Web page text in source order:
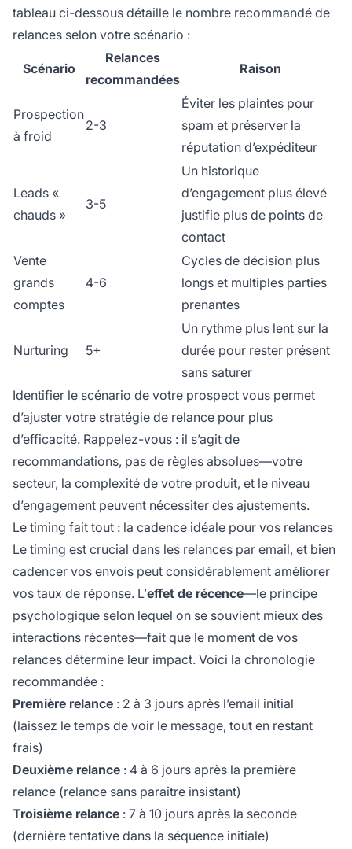
tableau ci-dessous détaille le nombre recommandé de
relances selon votre scénario :
Scénario
Relances
recommandées
Raison
Prospection
à froid
2-3
Éviter les plaintes pour
spam et préserver la
réputation d’expéditeur
Leads «
chauds »
3-5
Un historique
d’engagement plus élevé
justifie plus de points de
contact
Vente
grands
comptes
4-6
Cycles de décision plus
longs et multiples parties
prenantes
Nurturing 5+
Un rythme plus lent sur la
durée pour rester présent
sans saturer
Identifier le scénario de votre prospect vous permet
d’ajuster votre stratégie de relance pour plus
d’efficacité. Rappelez-vous : il s’agit de
recommandations, pas de règles absolues—votre
secteur, la complexité de votre produit, et le niveau
d’engagement peuvent nécessiter des ajustements.
Le timing fait tout : la cadence idéale pour vos relances
Le timing est crucial dans les relances par email, et bien
cadencer vos envois peut considérablement améliorer
vos taux de réponse. L’effet de récence—le principe
psychologique selon lequel on se souvient mieux des
interactions récentes—fait que le moment de vos
relances détermine leur impact. Voici la chronologie
recommandée :
Première relance : 2 à 3 jours après l’email initial
(laissez le temps de voir le message, tout en restant
frais)
Deuxième relance : 4 à 6 jours après la première
relance (relance sans paraître insistant)
Troisième relance : 7 à 10 jours après la seconde
(dernière tentative dans la séquence initiale)